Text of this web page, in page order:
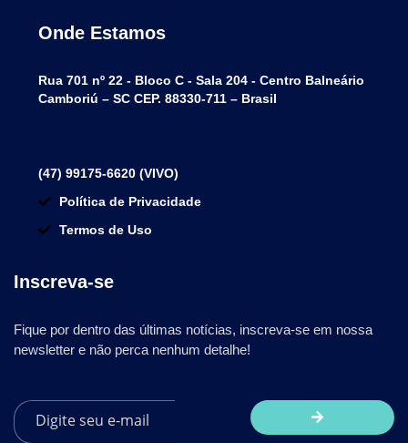
Onde Estamos
Rua 701 nº 22 - Bloco C - Sala 204 - Centro Balneário
Camboriú – SC CEP. 88330-711 – Brasil
(47) 99175-6620 (VIVO)
Política de Privacidade
Termos de Uso
Inscreva-se
Fique por dentro das últimas notícias, inscreva-se em nossa
newsletter e não perca nenhum detalhe!